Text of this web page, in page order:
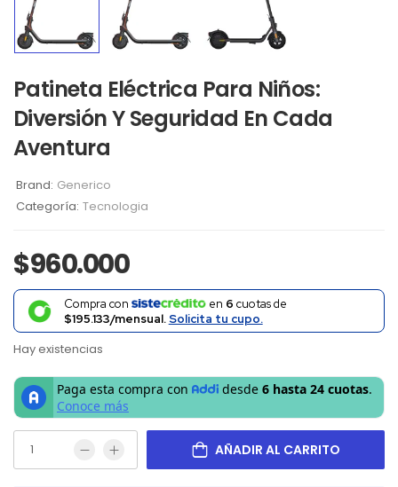
Patineta Eléctrica Para Niños:
Diversión Y Seguridad En Cada
Aventura
Brand: Generico
Categoría: Tecnologia
$960.000
Compra con en 6 cuotas de
$195.133/mensual.Solicita tu cupo.
Hay existencias
AÑADIR AL CARRITO